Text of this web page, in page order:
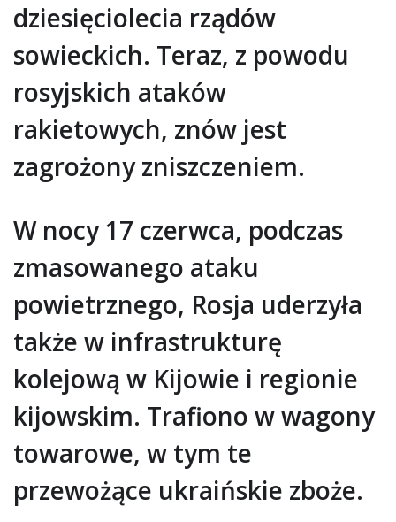
dziesięciolecia rządów
sowieckich. Teraz, z powodu
rosyjskich ataków
rakietowych, znów jest
zagrożony zniszczeniem.
W nocy 17 czerwca, podczas
zmasowanego ataku
powietrznego, Rosja uderzyła
także w infrastrukturę
kolejową w Kijowie i regionie
kijowskim. Trafiono w wagony
towarowe, w tym te
przewożące ukraińskie zboże.